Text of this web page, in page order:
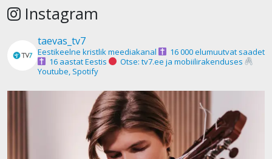
Instagram
taevas_tv7
Eestikeelne kristlik meediakanal
16 000 elumuutvat saadet
16 aastat Eestis
Otse: tv7.ee ja mobiilirakenduses
Youtube, Spotify